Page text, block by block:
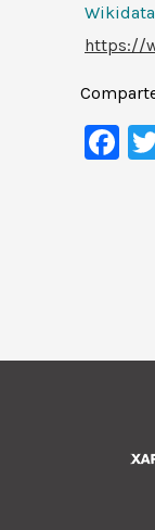
https://